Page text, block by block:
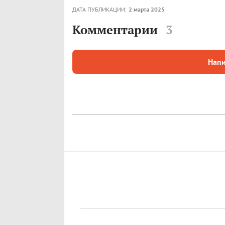
ДАТА ПУБЛИКАЦИИ: 2 марта 2025
Комментарии 3